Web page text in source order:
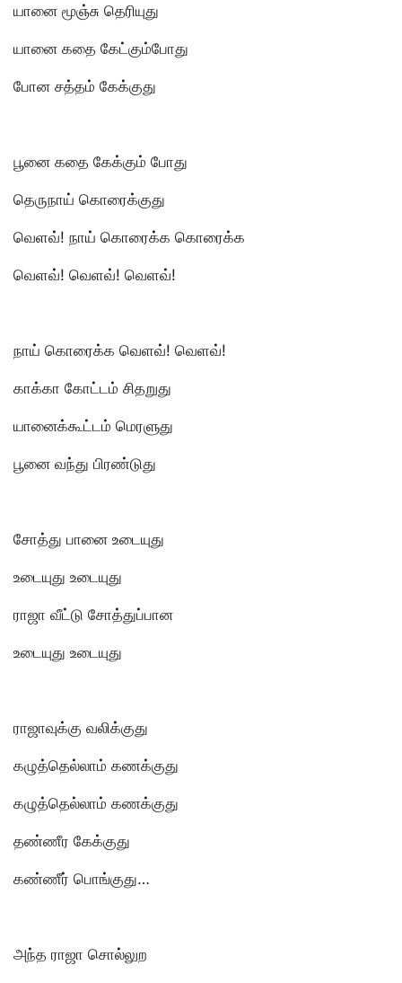
யானை மூஞ்சு தெரியுது
யானை கதை கேட்கும்போது
போன சத்தம் கேக்குது
பூனை கதை கேக்கும் போது
தெருநாய் கொரைக்குது
வெளவ்! நாய் கொரைக்க கொரைக்க
வெளவ்! வெளவ்! வெளவ்!
நாய் கொரைக்க வெளவ்! வெளவ்!
காக்கா கோட்டம் சிதறுது
யானைக்கூட்டம் மெரளுது
பூனை வந்து பிரண்டுது
சோத்து பானை உடையுது
உடையுது உடையுது
ராஜா வீட்டு சோத்துப்பான
உடையுது உடையுது
ராஜாவுக்கு வலிக்குது
கழுத்தெல்லாம் கணக்குது
கழுத்தெல்லாம் கணக்குது
தண்ணீர கேக்குது
கண்ணீர் பொங்குது…
அந்த ராஜா சொல்லுற